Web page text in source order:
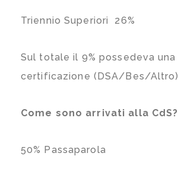
Triennio Superiori 26%
Sul totale il 9% possedeva una
certificazione (DSA/Bes/Altro)
Come sono arrivati alla CdS?
50% Passaparola